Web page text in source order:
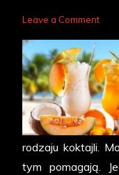
Leave a Commenton
rodzaju koktajli.
tym pomagają.